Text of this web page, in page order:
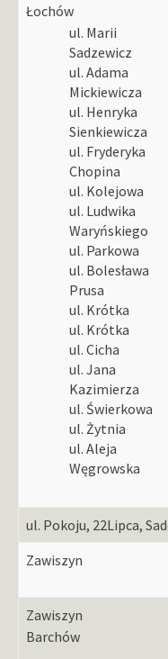
Łochów
ul. Marii
Sadzewicz
ul. Adama
Mickiewicza
ul. Henryka
Sienkiewicza
ul. Fryderyka
Chopina
ul. Kolejowa
ul. Ludwika
Waryńskiego
ul. Parkowa
ul. Bolesława
Prusa
ul. Krótka
ul. Krótka
ul. Cicha
ul. Jana
Kazimierza
ul. Świerkowa
ul. Żytnia
ul. Aleja
Węgrowska
ul. Pokoju, 22Lipca,
Zawiszyn
Zawiszyn
Barchów